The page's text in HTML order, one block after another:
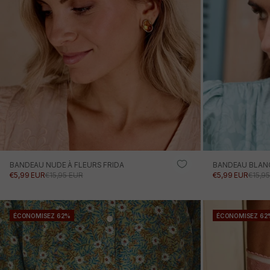
AJOUTER AU PANIER
BANDEAU NUDE À FLEURS FRIDA
PRIX PROMOTIONNEL
€5,99 EURPRIX NORMAL
€15,95 EUR
BANDEAU
PRIX
€5,99 EURPRIX
ÉCONOMISEZ 62% ÉCONOMISEZ